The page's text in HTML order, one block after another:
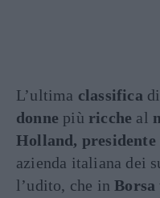
L’ultima classifica di
donne più ricche al
Holland, presidente
azienda italiana dei
l’udito, che inBorsa